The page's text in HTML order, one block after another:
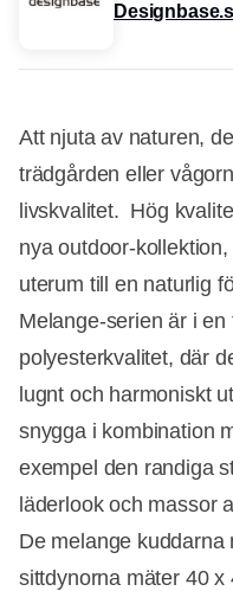
Att njuta av naturen,
trädgården eller
livskvalitet. Hög
nya outdoor-
uterum till en naturlig
Melange-serien är i
polyesterkvalitet, där
lugnt och harmoniskt
snygga i kombination
exempel den randiga
läderlook och massor
De melange kuddarna
sittdynorna mäter 40